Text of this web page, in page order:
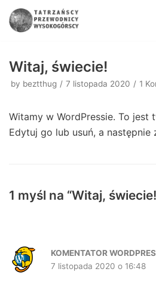
Skocz
treści
Witaj, świecie!
by beztthug 7 listopada 2020 1
Witamy w WordPressie. To jest
Edytuj go lub usuń, a następnie
1 myśl na “Witaj,
KOMENTATOR
7 listopada 2020 o 16:48